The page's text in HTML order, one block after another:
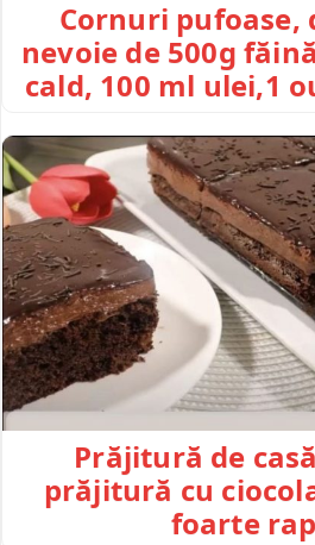
Cornuri pufoase,
nevoie de 500g
cald, 100 ml ulei,1
Prăjitură de
prăjitură cu
foarte